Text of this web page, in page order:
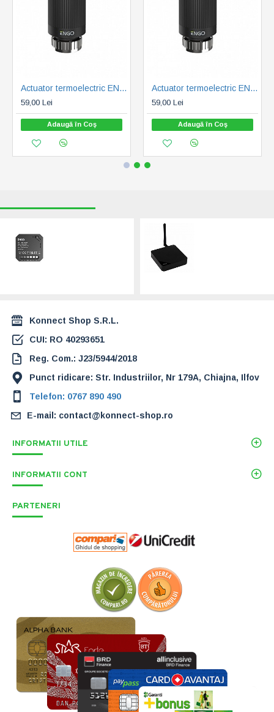
Actuator termoelectric ENGO 230V, M30x1.5, normal închis (ENGE30NC230)
59,00 Lei
Adaugă în Coş
Actuator termoelectric ENGO M28X1.5, 230V, normal inchis (ENGE28NC-230)
59,00 Lei
Adaugă în Coş
Konnect Shop S.R.L.
CUI: RO 40293651
Reg. Com.: J23/5944/2018
Punct ridicare: Str. Industriilor, Nr 179A, Chiajna, Ilfov
Telefon: 0767 890 490
E-mail: contact@konnect-shop.ro
INFORMATII UTILE
INFORMATII CONT
PARTENERI